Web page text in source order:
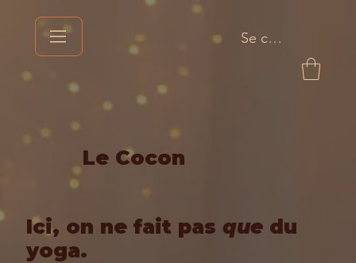
Se connecter
Le Cocon
Ici, on ne fait pasque du
yoga.